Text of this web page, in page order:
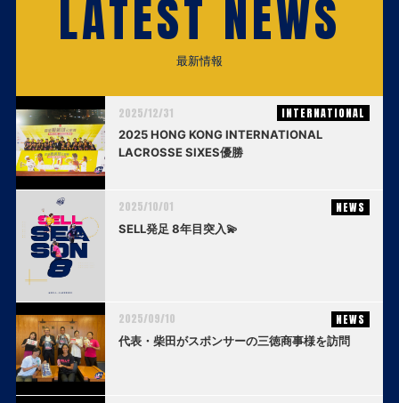
LATEST NEWS
最新情報
2025/12/31 INTERNATIONAL
2025 HONG KONG INTERNATIONAL
LACROSSE SIXES優勝
2025/10/01 NEWS
SELL発足 8年目突入💫
2025/09/10 NEWS
代表・柴田がスポンサーの三徳商事様を訪問